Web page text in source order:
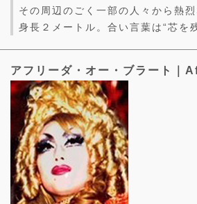
その周辺のごく一部の人々から熱烈
身長２メートル。合い言葉は“芯を
アフリーダ・オー・ブラート